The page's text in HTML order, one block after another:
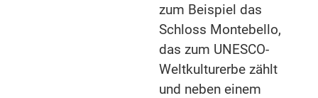
zum Beispiel das
Schloss Montebello,
das zum UNESCO-
Weltkulturerbe zählt
und neben einem